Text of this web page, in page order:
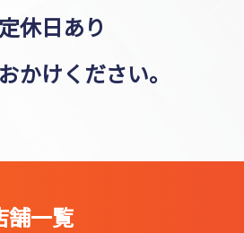
休日あり
おかけください。
舗一覧